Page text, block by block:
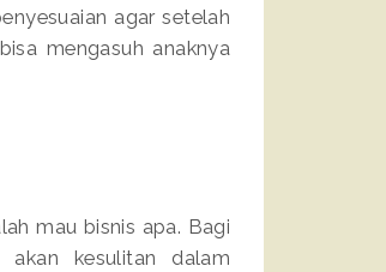
agar setelah
mengasuh anaknya
mau bisnis apa. Bagi
kesulitan dalam